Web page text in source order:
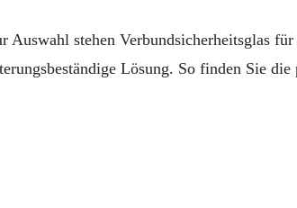
Auswahl stehen Verbundsicherheitsglas
Lösung. So finden Sie die